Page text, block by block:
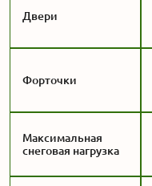
Двери
Форточки
Максимальная
снеговая нагрузка